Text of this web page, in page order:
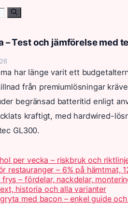
– Test och jämförelse med
har länge varit ett
från premiumlösningar
begränsad batteritid enligt
kraftigt, med hardwired-
GL300.
per vecka – riskbruk och
restauranger – 6% på hämtmat,
– fördelar, nackdelar,
historia och alla varianter
med bacon – enkel guide